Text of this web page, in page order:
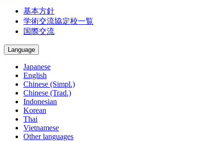
基本方針
学術交流協定校一覧
国際交流
Language
Japanese
English
Chinese (Simpl.)
Chinese (Trad.)
Indonesian
Korean
Thai
Vietnamese
Other languages